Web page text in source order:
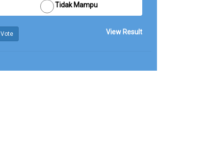
Tidak Mampu
Vote View Result